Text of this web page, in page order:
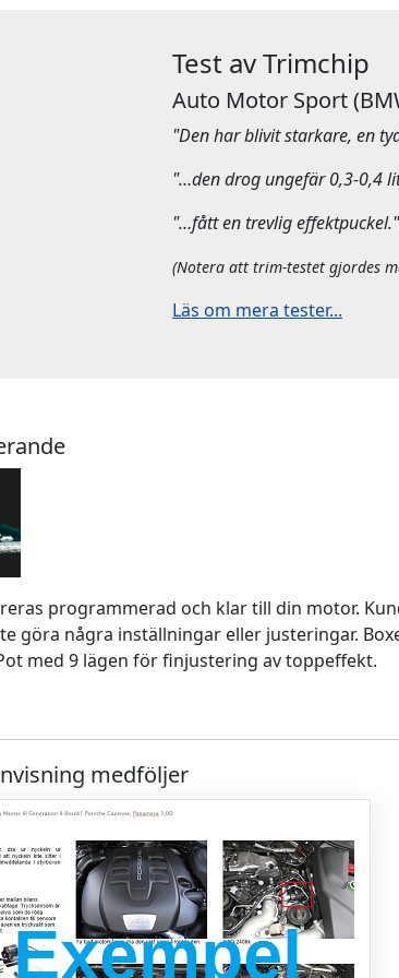
Test av Trimchip
Auto Motor Sport
"Den har blivit starkare, en
"…den drog ungefär 0,3-0,4
"…fått en trevlig effektpuckel."
(Notera att trim-testet gjordes
Läs om mera tester...
programmerad och klar till din motor.
göra några inställningar eller justeringar.
med 9 lägen för finjustering av toppeffekt.
medföljer